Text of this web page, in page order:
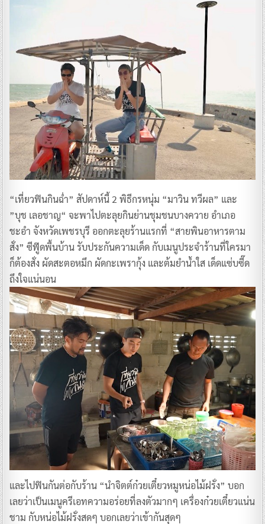
“เที่ยวฟินกินฉ่ำ” สัปดาห์นี้ 2 พิธีกรหนุ่ม “มาวิน ทวีผล” และ
”บุช เลอชาญ“ จะพาไปตะลุยกินย่านชุมชนบางควาย อำเภอ
ชะอำ จังหวัดเพชรบุรี ออกตะลุยร้านแรกที่ “สายพินอาหารตาม
สั่ง” ซีฟู๊ดพื้นบ้าน รับประกันความเด็ด กับเมนูประจำร้านที่ใครมา
ก็ต้องสั่ง ผัดสะตอหมึก ผัดกะเพรากุ้ง และต้มยำน้ำใส เด็ดแซ่บซี๊ด
ถึงใจแน่นอน
และไปฟินกันต่อกับร้าน “นำจิตต์ก๋วยเตี๋ยวหมูหน่อไม้ฝรั่ง” บอก
เลยว่าเป็นเมนูครีเอทความอร่อยที่ลงตัวมากๆ เครื่องก๋วยเตี๋ยวแน่น
ชาม กับหน่อไม้ฝรั่งสดๆ บอกเลยว่าเข้ากันสุดๆ